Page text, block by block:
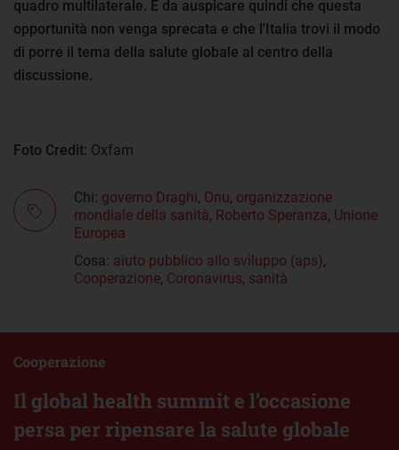
quadro multilaterale. È da auspicare quindi che questa
opportunità non venga sprecata e che l'Italia trovi il modo
di porre il tema della salute globale al centro della
discussione.
Foto Credit: Oxfam
Chi: governo Draghi, Onu, organizzazione
mondiale della sanità, Roberto Speranza, Unione
Europea
Cosa: aiuto pubblico allo sviluppo (aps),
Cooperazione, Coronavirus, sanità
Il global health summit e l’occasione
persa per ripensare la salute globale
Cooperazione